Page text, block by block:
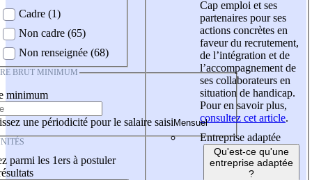
Cadre (1)
Non cadre (65)
Non renseignée (68)
BRUT MINIMUM
minimum
une périodicité pour le salaire saisi
parmi les 1ers à postuler
Cap emploi et ses
partenaires pour ses
actions concrètes en
faveur du recrutement,
de l’intégration et de
l’accompagnement de
ses collaborateurs en
situation de handicap.
Pour en savoir plus,
consultez cet article.
Entreprise adaptée
Qu'est-ce qu'une
entreprise adaptée
?